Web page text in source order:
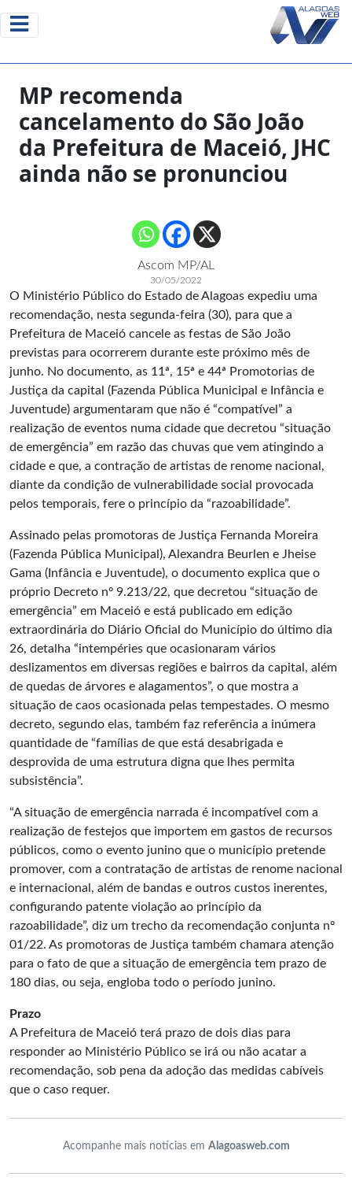
MP recomenda
cancelamento do São João
da Prefeitura de Maceió, JHC
ainda não se pronunciou
Ascom MP/AL
30/05/2022
O Ministério Público do Estado de Alagoas expediu uma
recomendação, nesta segunda-feira (30), para que a
Prefeitura de Maceió cancele as festas de São João
previstas para ocorrerem durante este próximo mês de
junho. No documento, as 11ª, 15ª e 44ª Promotorias de
Justiça da capital (Fazenda Pública Municipal e Infância e
Juventude) argumentaram que não é “compatível” a
realização de eventos numa cidade que decretou “situação
de emergência” em razão das chuvas que vem atingindo a
cidade e que, a contração de artistas de renome nacional,
diante da condição de vulnerabilidade social provocada
pelos temporais, fere o princípio da “razoabilidade”.
Assinado pelas promotoras de Justiça Fernanda Moreira
(Fazenda Pública Municipal), Alexandra Beurlen e Jheise
Gama (Infância e Juventude), o documento explica que o
próprio Decreto nº 9.213/22, que decretou “situação de
emergência” em Maceió e está publicado em edição
extraordinária do Diário Oficial do Município do último dia
26, detalha “intempéries que ocasionaram vários
deslizamentos em diversas regiões e bairros da capital, além
de quedas de árvores e alagamentos”, o que mostra a
situação de caos ocasionada pelas tempestades. O mesmo
decreto, segundo elas, também faz referência a inúmera
quantidade de “famílias de que está desabrigada e
desprovida de uma estrutura digna que lhes permita
subsistência”.
“A situação de emergência narrada é incompatível com a
realização de festejos que importem em gastos de recursos
públicos, como o evento junino que o município pretende
promover, com a contratação de artistas de renome nacional
e internacional, além de bandas e outros custos inerentes,
configurando patente violação ao princípio da
razoabilidade”, diz um trecho da recomendação conjunta nº
01/22. As promotoras de Justiça também chamara atenção
para o fato de que a situação de emergência tem prazo de
180 dias, ou seja, engloba todo o período junino.
Prazo
A Prefeitura de Maceió terá prazo de dois dias para
responder ao Ministério Público se irá ou não acatar a
recomendação, sob pena da adoção das medidas cabíveis
que o caso requer.
Acompanhe mais notícias em Alagoasweb.com